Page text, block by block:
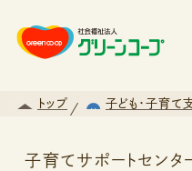
トップ 子ども・子育て
子育てサポートセンタ